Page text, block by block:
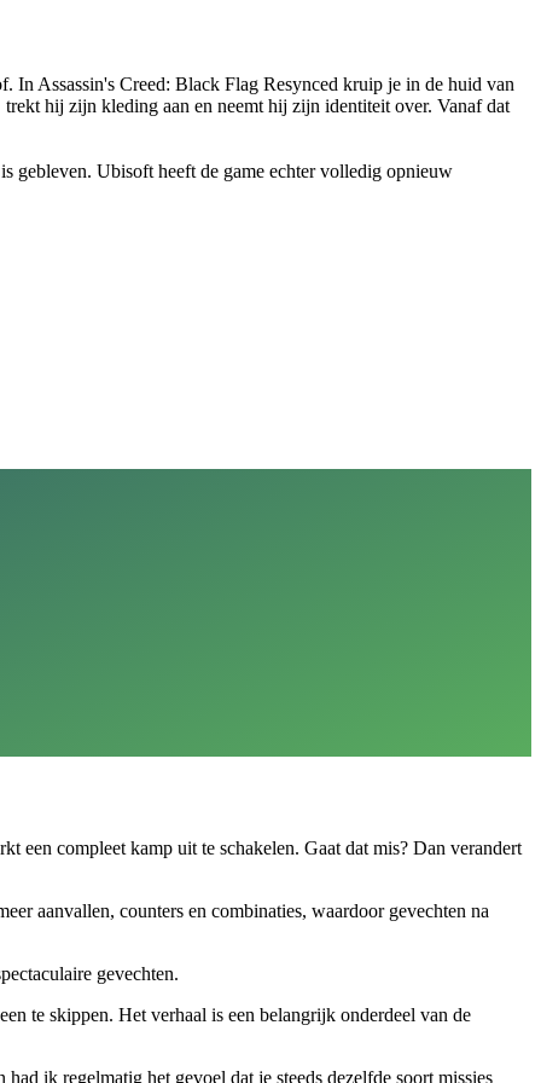
In Assassin's Creed: Black Flag Resynced kruip je in de huid van
hij zijn kleding aan en neemt hij zijn identiteit over. Vanaf dat
gebleven. Ubisoft heeft de game echter volledig opnieuw
een compleet kamp uit te schakelen. Gaat dat mis? Dan verandert
aanvallen, counters en combinaties, waardoor gevechten na
gevechten.
te skippen. Het verhaal is een belangrijk onderdeel van de
ik regelmatig het gevoel dat je steeds dezelfde soort missies